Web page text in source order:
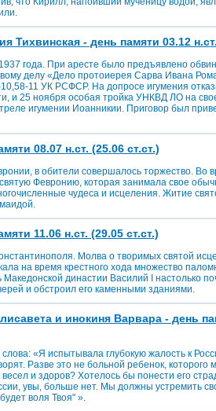
Тихвинская - день памяти 03.12 н.ст.
года. При аресте было предъявлено
делу «Дело протоиерея Сарва Ивана
10,58-11 УК РСФСР. На допросе игумения
и 25 ноября особая тройка УНКВД ЛО на
игумении Иоанникии. Приговор был
08.07 н.ст. (25.06 ст.ст.)
в обители совершалось торжество. Во
Февронию, которая занимала свое
чудеса и исцеления. Житие
11.06 н.ст. (29.05 ст.ст.)
Молва о творимых святой
на время крестного хода множество
династии Василий I настолько
и обстроил его каменными зданиями.
и инокиня Варвара - день
«Я испытывала глубокую жалость к
Разве это не больной ребенок, которого
и здоров? Хотелось бы понести его
увы, больше нет. Мы должны устремить
воля Твоя" ».